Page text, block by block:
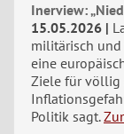
Inerview:
15.05.2026
militärisch
eine
Ziele für völlig
Politik sagt.